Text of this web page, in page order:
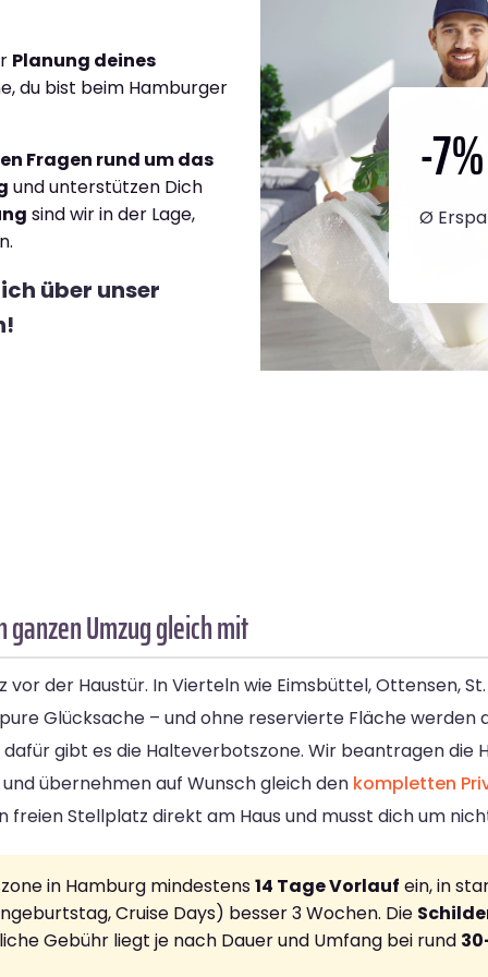
Planung deines
du bist beim Hamburger
Fragen rund um das
und unterstützen Dich
sind wir in der Lage,
über unser
-7%
Ø
Umzug gleich mit
der Haustür. In Vierteln wie Eimsbüttel, Ottensen,
Glücksache – und ohne reservierte Fläche werden
gibt es die Halteverbotszone. Wir beantragen die
übernehmen auf Wunsch gleich den kompletten
freien Stellplatz direkt am Haus und musst dich um
in Hamburg mindestens14 Tage Vorlauf ein, in
Cruise Days) besser 3 Wochen. Die
Gebühr liegt je nach Dauer und Umfang bei rund